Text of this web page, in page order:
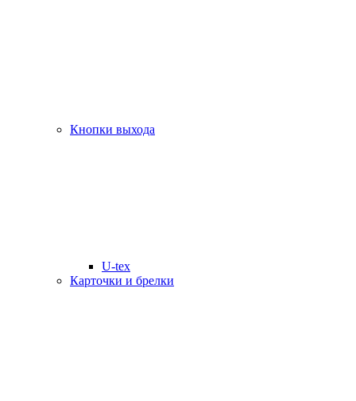
Кнопки выхода
U-tex
Карточки и брелки